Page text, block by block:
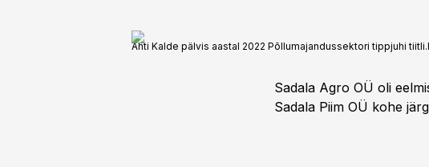
Ahti Kalde pälvis aastal 2022 Põllumajandussektori tippjuhi tiitli.
Sadala Agro OÜ oli
Sadala Piim OÜ kohe